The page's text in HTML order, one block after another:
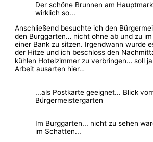
Der schöne Brunnen am
wirklich so...
Anschließend besuchte ich den
den Burggarten… nicht ohne ab und zu
einer Bank zu sitzen. Irgendwann wurde
der Hitze und ich beschloss den
kühlen Hotelzimmer zu verbringen… soll
Arbeit ausarten hier…
...als Postkarte geeignet... Blick
Bürgermeistergarten
Im Burggarten... nicht zu sehen
im Schatten...